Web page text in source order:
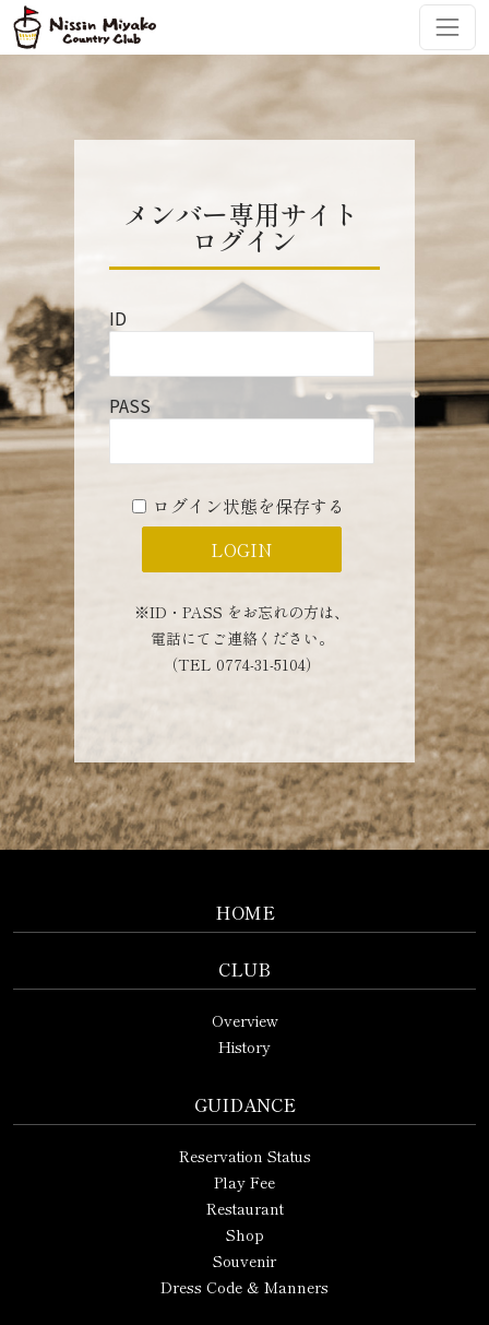
コンテンツへスキップ
メインナビゲーション
メンバー専用サイト
ログイン
ID
PASS
ログイン状態を保存する
※ID・PASS をお忘れの方は、
電話にてご連絡ください。
（TEL 0774-31-5104）
HOME
CLUB
Overview
History
GUIDANCE
Reservation Status
Play Fee
Restaurant
Shop
Souvenir
Dress Code & Manners